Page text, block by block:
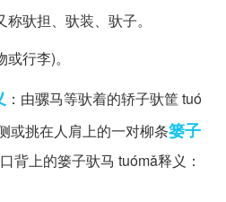
驮担、驮装、驮子。
行李)。
：由骡马等驮着的轿子驮筐 tuó
或挑在人肩上的一对柳条篓子
背上的篓子驮马 tuómǎ释义：